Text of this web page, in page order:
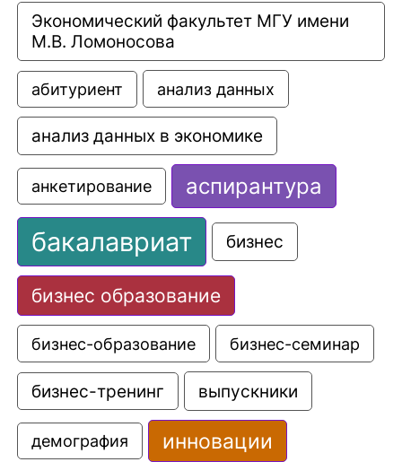
Экономический факультет МГУ имени
М.В. Ломоносова
абитуриент анализ данных
анализ данных в экономике
анкетирование аспирантура
бакалавриат бизнес
бизнес образование
бизнес-образование бизнес-семинар
бизнес-тренинг выпускники
демография инновации